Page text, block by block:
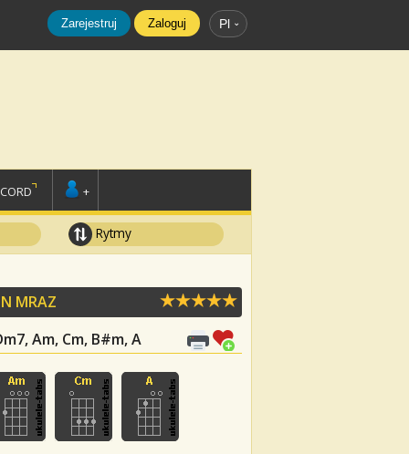
Zarejestruj Zaloguj Pl
+
Rytmy
MRAZ
Am, Cm, B#m, A